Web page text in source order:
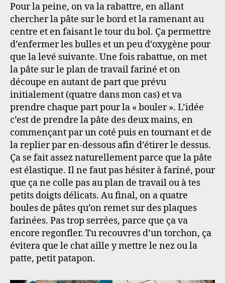
Pour la peine, on va la rabattre, en allant
chercher la pâte sur le bord et la ramenant au
centre et en faisant le tour du bol. Ça permettre
d’enfermer les bulles et un peu d’oxygène pour
que la levé suivante. Une fois rabattue, on met
la pâte sur le plan de travail fariné et on
découpe en autant de part que prévu
initialement (quatre dans mon cas) et va
prendre chaque part pour la « bouler ». L’idée
c’est de prendre la pâte des deux mains, en
commençant par un coté puis en tournant et de
la replier par en-dessous afin d’étirer le dessus.
Ça se fait assez naturellement parce que la pâte
est élastique. Il ne faut pas hésiter à fariné, pour
que ça ne colle pas au plan de travail ou à tes
petits doigts délicats. Au final, on a quatre
boules de pâtes qu’on remet sur des plaques
farinées. Pas trop serrées, parce que ça va
encore regonfler. Tu recouvres d’un torchon, ça
évitera que le chat aille y mettre le nez ou la
patte, petit patapon.